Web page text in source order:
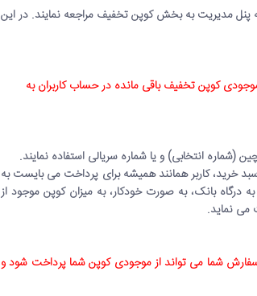
مدیریت به بخش کوپن تخفیف مراجعه نمایند. در این
کوپن تخفیف باقی مانده در حساب کاربران به
(شماره انتخابی) و یا شماره سریالی استفاده نمایند.
خرید، کاربر همانند همیشه برای پرداخت می بایست به
درگاه بانک، به صورت خودکار، به میزان کوپن موجود از
می نماید.
های درگاه های بانکی، در هر بار استفاده ۹۰ درصد مبلغ سفارش شما می تواند از موجودی کوپن شما پرداخت شود و